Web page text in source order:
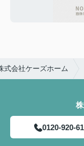
式会社ケーズホーム
0120-920-